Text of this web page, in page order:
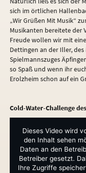
sich im örtlichen
„Wir Grüßen Mit Musik“
Musikanten bereitete der
Freude wollen wir mit
Dettingen an der Iller,
Spielmannszuges
so Spaß und wenn ihr
Erolzheim schon auf ein
Cold-Water-Challenge
Dieses Video wird
den Inhalt sehen
Daten an den
Betreiber gesetzt.
Ihre Zugriffe